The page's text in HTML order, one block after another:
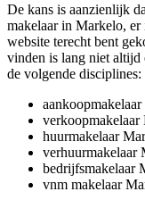
De kans is aanzienlijk
makelaar in Markelo, er
website terecht bent
vinden is lang niet altijd
de volgende disciplines:
verkoopmakelaar
huurmakelaar
verhuurmakelaar
bedrijfsmakelaar
vnm makelaar